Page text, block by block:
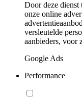
Door deze dienst
onze online
versleutelde
aanbieders, voor
Google Ads
Performance